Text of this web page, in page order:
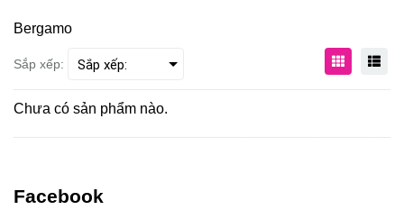
Bergamo
Sắp xếp:
Chưa có sản phẩm nào.
Facebook